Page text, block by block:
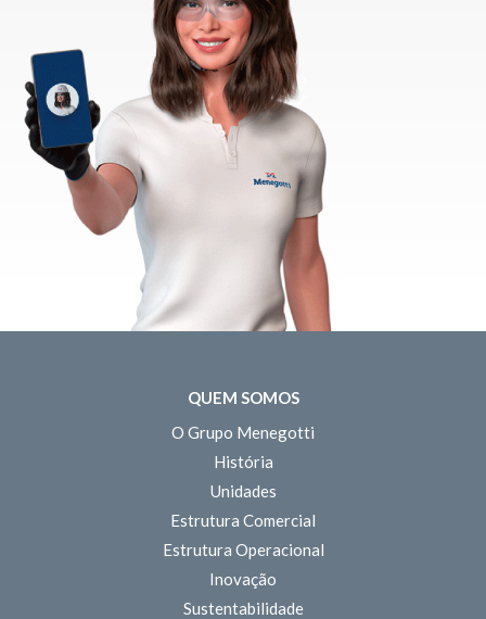
QUEM SOMOS
O Grupo Menegotti
História
Unidades
Estrutura Comercial
Estrutura Operacional
Inovação
Sustentabilidade